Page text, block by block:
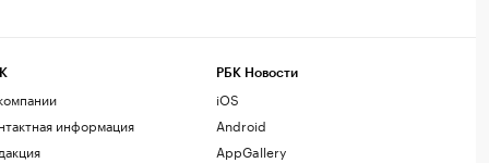
информация
РБК Новости
iOS
Android
AppGallery